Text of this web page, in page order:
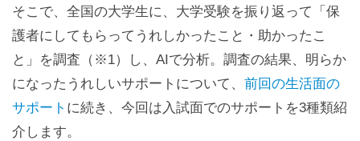
そこで、全国の大学生に、大学受験を振り返って「保
護者にしてもらってうれしかったこと・助かったこ
と」を調査（※1）し、AIで分析。調査の結果、明らか
になったうれしいサポートについて、 前回の生活面の
サポート に続き、今回は入試面でのサポートを3種類紹
介します。